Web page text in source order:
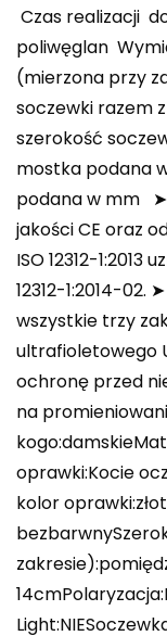
Czas realizacji
poliwęglan
(mierzona przy
soczewki
szerokość
mostka podana
podana w mm
jakości CE oraz
ISO 12312-1:2013
12312-1:2014-02.
wszystkie trzy
ultrafioletowego
ochronę przed
na
oprawki:Kocie
kolor